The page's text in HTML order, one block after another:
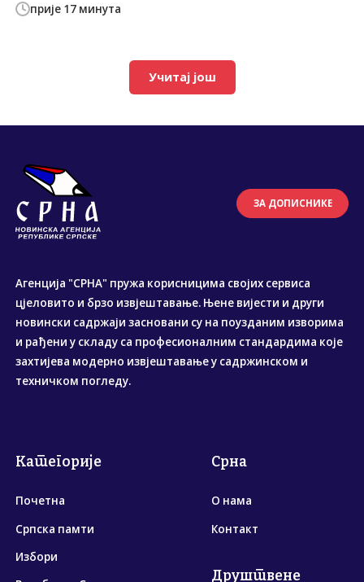
прије 17 минута
Учитај још
ЗА ДОПИСНИКЕ
Агенција "СРНА" пружа корисницима својих сервиса
цјеловито и брзо извјештавање. Њене вијести и други
новински садржаји засновани су на поузданим изворима
и рађени у складу са професионалним стандардима које
захтијева модерно извјештавање у садржинском и
техничком погледу.
Категорије
Почетна
Српска памти
Избори
Срна
О нама
Контакт
Друштвене